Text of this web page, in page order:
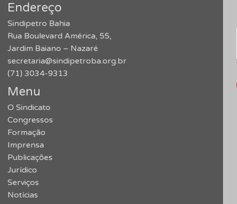
Endereço
Sindipetro Bahia
Rua Boulevard América, 55,
Jardim Baiano – Nazaré
secretaria@sindipetroba.org.br
(71) 3034-9313
Menu
O Sindicato
Congressos
Formação
Imprensa
Publicações
Jurídico
Serviços
Notícias